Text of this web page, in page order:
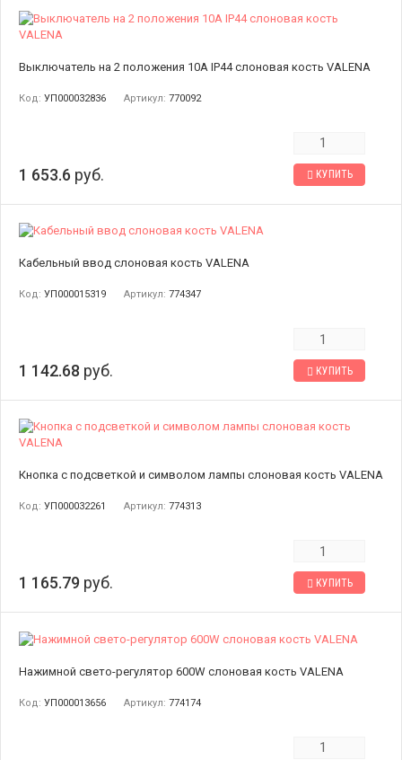
Выключатель на 2 положения 10A IP44 слоновая кость VALENA
Код: УП000032836 Артикул: 770092
1 653.6 руб. КУПИТЬ
Кабельный ввод слоновая кость VALENA
Код: УП000015319 Артикул: 774347
1 142.68 руб. КУПИТЬ
Кнопка с подсветкой и символом лампы слоновая кость VALENA
Код: УП000032261 Артикул: 774313
1 165.79 руб. КУПИТЬ
Нажимной свето-регулятор 600W слоновая кость VALENA
Код: УП000013656 Артикул: 774174